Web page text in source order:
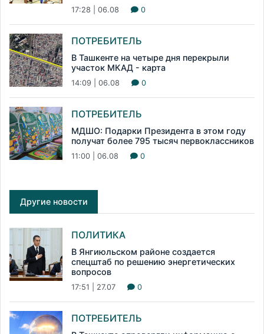
17:28 | 06.08 0
ПОТРЕБИТЕЛЬ
В Ташкенте на четыре дня перекрыли
участок МКАД - карта
14:09 | 06.08 0
ПОТРЕБИТЕЛЬ
МДШО: Подарки Президента в этом году
получат более 795 тысяч первоклассников
11:00 | 06.08 0
Другие новости
ПОЛИТИКА
В Янгиюльском районе создается
спецштаб по решению энергетических
вопросов
17:51 | 27.07 0
ПОТРЕБИТЕЛЬ